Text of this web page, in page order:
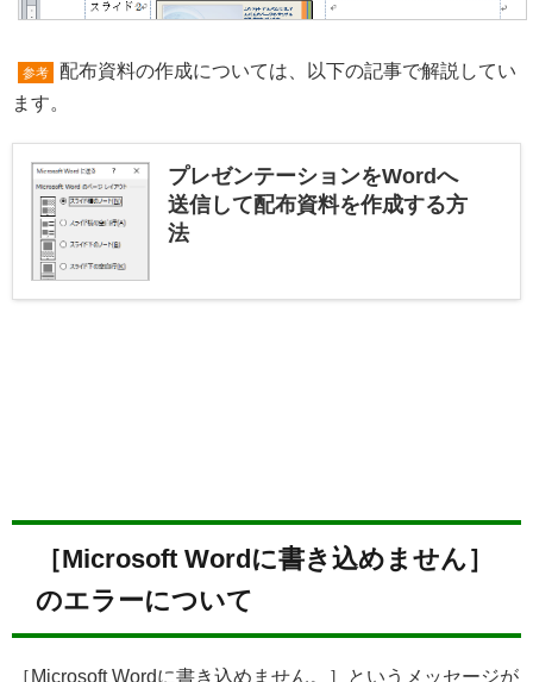
参考
配布資料の作成については、以下の記事で解説してい
ます。
プレゼンテーションをWordへ
送信して配布資料を作成する方
法
［Microsoft Wordに書き込めません］
のエラーについて
［Microsoft Wordに書き込めません。］というメッセージが